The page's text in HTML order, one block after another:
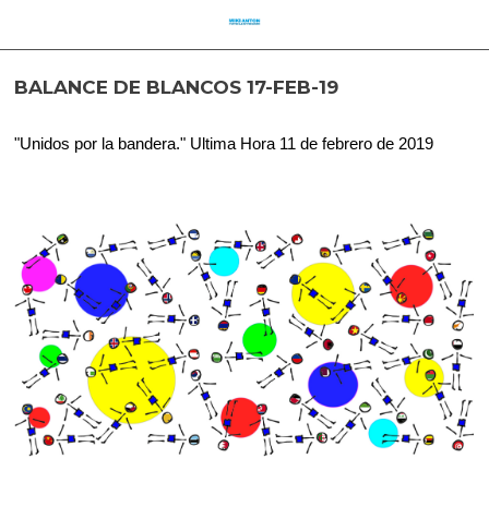
BALANCE DE BLANCOS 17-FEB-19
"Unidos por la bandera." Ultima Hora 11 de febrero de 2019